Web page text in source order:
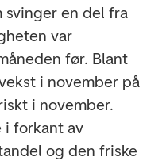
svinger en del fra
var
før. Blant
i november på
i november.
i forkant av
og den friske